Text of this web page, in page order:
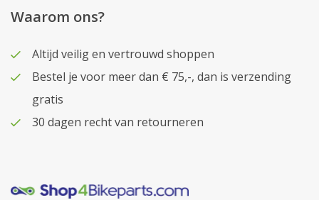
Waarom ons?
Altijd veilig en vertrouwd shoppen
Bestel je voor meer dan € 75,-, dan is verzending
gratis
30 dagen recht van retourneren